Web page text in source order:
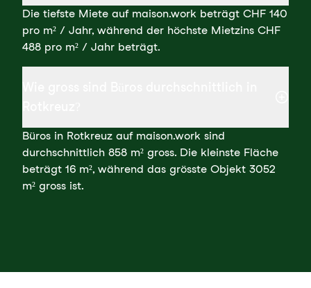
Die tiefste Miete auf maison.work beträgt CHF 140
pro m² / Jahr, während der höchste Mietzins CHF
488 pro m² / Jahr beträgt.
Büros in Rotkreuz auf maison.work sind
durchschnittlich 858 m² gross. Die kleinste Fläche
beträgt 16 m², während das grösste Objekt 3052
m² gross ist.